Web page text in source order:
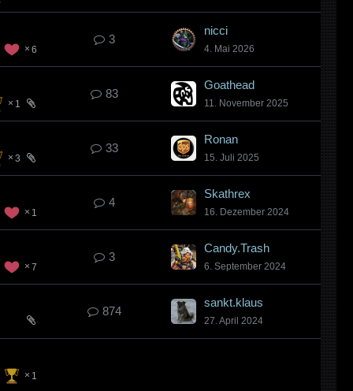
6
3
nicci
4. Mai 2026
1
83
Goathead
11. November 2025
3
33
Ronan
15. Juli 2025
1
4
Skathrex
16. Dezember 2024
7
3
Candy.Trash
6. September 2024
874
sankt.klaus
27. April 2024
1